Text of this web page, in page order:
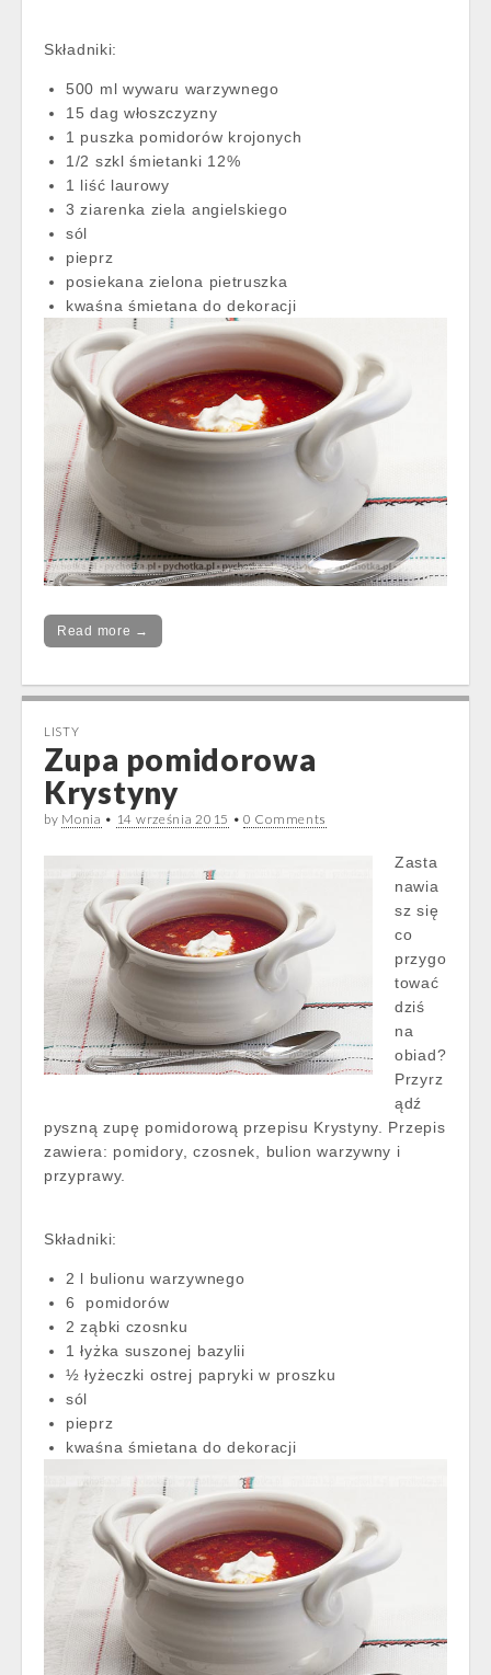
Składniki:
500 ml wywaru warzywnego
15 dag włoszczyzny
1 puszka pomidorów krojonych
1/2 szkl śmietanki 12%
1 liść laurowy
3 ziarenka ziela angielskiego
sól
pieprz
posiekana zielona pietruszka
kwaśna śmietana do dekoracji
Read more →
LISTY
Zupa pomidorowa
Krystyny
by Monia • 14 września 2015 •0 Comments
Zasta
nawia
sz się
co
przygo
tować
dziś
na
obiad?
Przyrz
ądź
pyszną zupę pomidorową przepisu Krystyny. Przepis
zawiera: pomidory, czosnek, bulion warzywny i
przyprawy.
Składniki:
2 l bulionu warzywnego
6 pomidorów
2 ząbki czosnku
1 łyżka suszonej bazylii
½ łyżeczki ostrej papryki w proszku
sól
pieprz
kwaśna śmietana do dekoracji